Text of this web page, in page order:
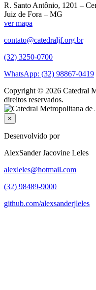
R. Santo Antônio, 1201 –
Juiz de Fora – MG
ver mapa
contato@catedraljf.org.br
(32) 3250-0700
WhatsApp: (32) 98867-0419
Copyright © 2026 Catedral
direitos reservados.
×
Desenvolvido por
AlexSander Jacovine Leles
alexleles@hotmail.com
(32) 98489-9000
github.com/alexsanderjleles